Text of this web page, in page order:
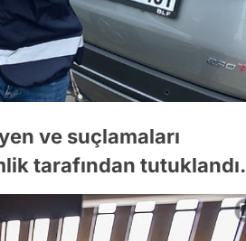
ve suçlamaları
tarafından tutuklandı.